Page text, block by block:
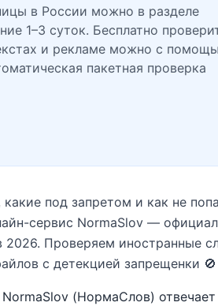
в России можно в разделе
1–3 суток. Бесплатно
и рекламе можно с
пакетная проверка
под запретом и как не
сервис NormaSlov —
Проверяем иностранные
с детекцией запрещенки 🚫
(НормаСлов) отвечает